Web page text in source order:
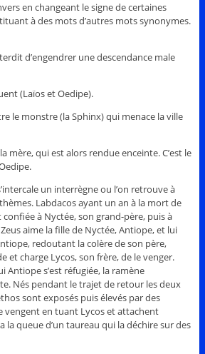
en changeant le signe de certaines
à des mots d’autres mots synonymes.
d’engendrer une descendance male
(Laïos et Oedipe).
le monstre (la Sphinx) qui menace la ville
mère, qui est alors rendue enceinte. C’est le
un interrègne ou l’on retrouve à
Labdacos ayant un an à la mort de
confiée à Nyctée, son grand-père, puis à
aime la fille de Nyctée, Antiope, et lui
redoutant la colère de son père,
et charge Lycos, son frère, de le venger.
Antiope s’est réfugiée, la ramène
Nés pendant le trajet de retour les deux
sont exposés puis élevés par des
vengent en tuant Lycos et attachent
la queue d’un taureau qui la déchire sur des